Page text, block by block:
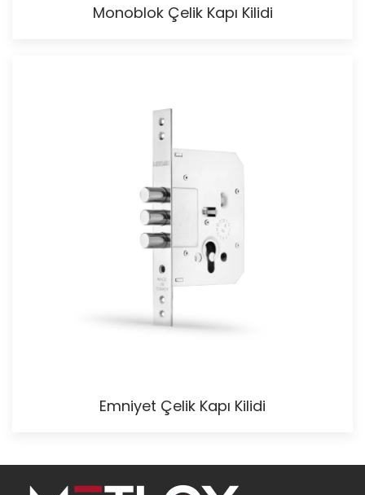
Monoblok Çelik Kapı Kilidi
Emniyet Çelik Kapı Kilidi